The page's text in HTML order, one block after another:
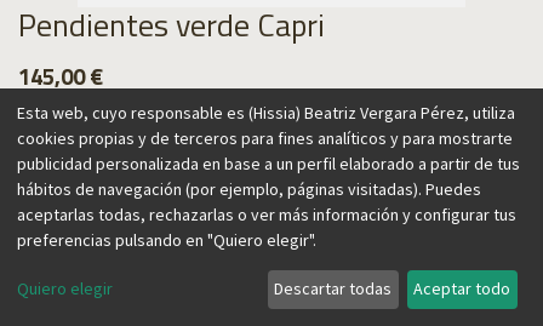
Pendientes verde Capri
145,00€
Agregar al carrito
Esta colección está inspirada en los colores de la costa del
Esta web, cuyo responsable es (Hissia) Beatriz Vergara Pérez, utiliza
cookies propias y de terceros para fines analíticos y para mostrarte
publicidad personalizada en base a un perfil elaborado a partir de tus
hábitos de navegación (por ejemplo, páginas visitadas). Puedes
aceptarlas todas, rechazarlas o ver más información y configurar tus
preferencias pulsando en "Quiero elegir".
Quiero elegir Descartar todas Aceptar todo